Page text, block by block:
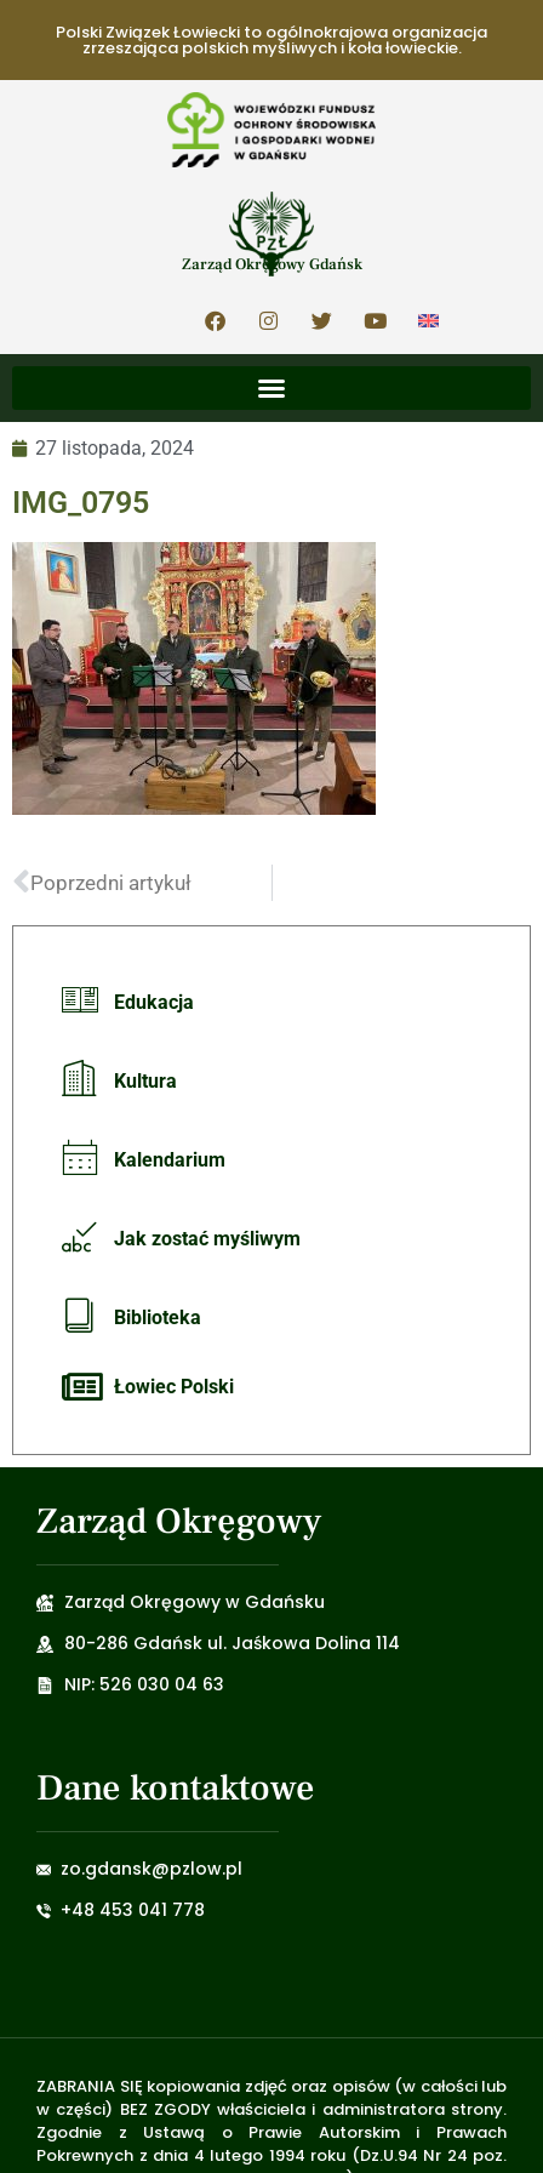
Polski Związek Łowiecki to ogólnokrajowa organizacja
zrzeszająca polskich myśliwych i koła łowieckie.
Zarząd Okręgowy Gdańsk
27 listopada, 2024
IMG_0795
Poprzedni artykuł
Edukacja
Kultura
Kalendarium
Jak zostać myśliwym
Biblioteka
Łowiec Polski
Zarząd Okręgowy
Zarząd Okręgowy w Gdańsku
80-286 Gdańsk ul. Jaśkowa Dolina 114
NIP: 526 030 04 63
Dane kontaktowe
zo.gdansk@pzlow.pl
+48 453 041 778
ZABRANIA SIĘ kopiowania zdjęć oraz opisów (w całości lub
w części) BEZ ZGODY właściciela i administratora strony.
Zgodnie z Ustawą o Prawie Autorskim i Prawach
Pokrewnych z dnia 4 lutego 1994 roku (Dz.U.94 Nr 24 poz.